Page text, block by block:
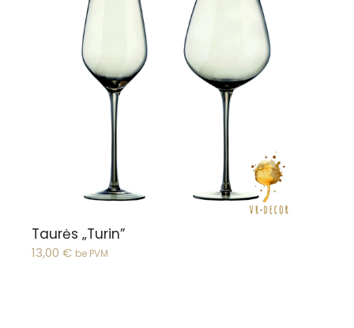
Žiūrėti pasirinkimus
Taurės „Turin”
13,00 € be PVM